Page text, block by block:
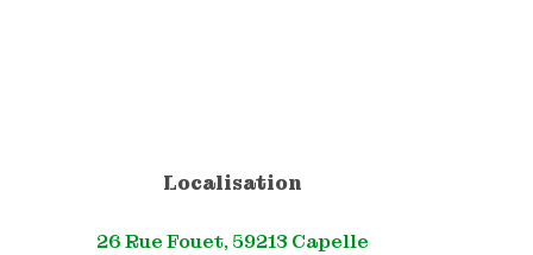
Localisation
26 Rue Fouet, 59213 Capelle